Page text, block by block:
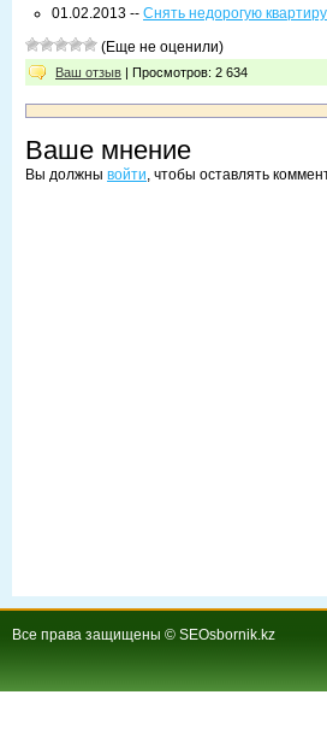
01.02.2013 -- Снять недорогую
(Еще не оценили)
Ваш отзыв | Просмотров: 2 634
Ваше мнение
Вы должны войти, чтобы оставлять
Все права защищены © SEOsbornik.kz